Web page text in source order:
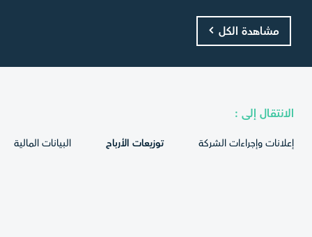
مشاهدة الكل
الانتقال إلى :
إعلانات وإجراءات الشركة توزيعات الأرباح البيانات المالية